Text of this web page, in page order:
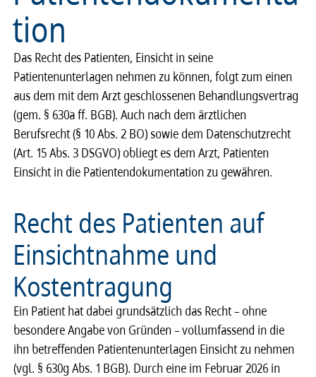
tion
Das Recht des Pati­en­ten, Einsicht in seine
Patientenunterlagen nehmen zu können, folgt zum einen
aus dem mit dem Arzt geschlos­se­nen Behand­lungs­ver­trag
(gem. § 630a ff. BGB). Auch nach dem ärztlichen
Berufsrecht (§ 10 Abs. 2 BO) sowie dem Datenschutzrecht
(Art. 15 Abs. 3 DSGVO) obliegt es dem Arzt, Patienten
Einsicht in die Patientendokumentation zu gewähren.
Recht des Patienten auf
Einsichtnahme und
Kostentragung
Ein Pati­ent hat dabei grund­sätz­lich das Recht – ohne
beson­dere Angabe von Grün­den – voll­um­fas­send in die
ihn betref­fen­den Pati­en­ten­un­ter­la­gen Einsicht zu nehmen
(vgl. § 630g Abs. 1 BGB). Durch eine im Februar 2026 in